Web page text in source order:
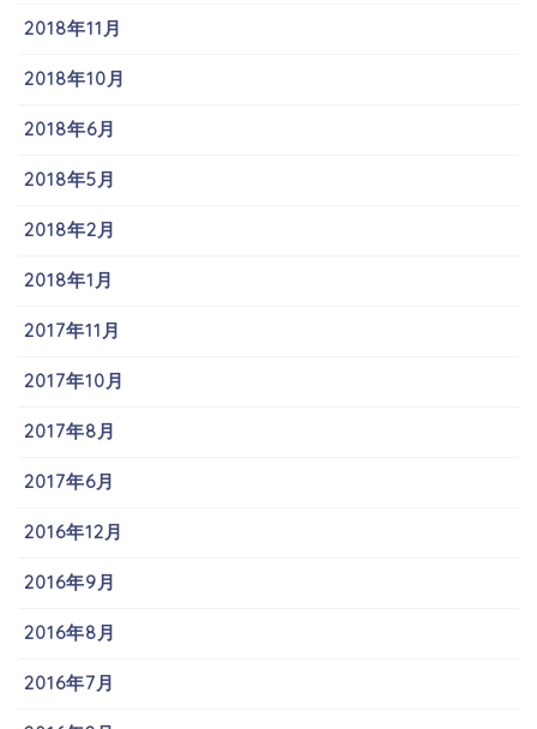
2018年11月
2018年10月
2018年6月
2018年5月
2018年2月
2018年1月
2017年11月
2017年10月
2017年8月
2017年6月
2016年12月
2016年9月
2016年8月
2016年7月